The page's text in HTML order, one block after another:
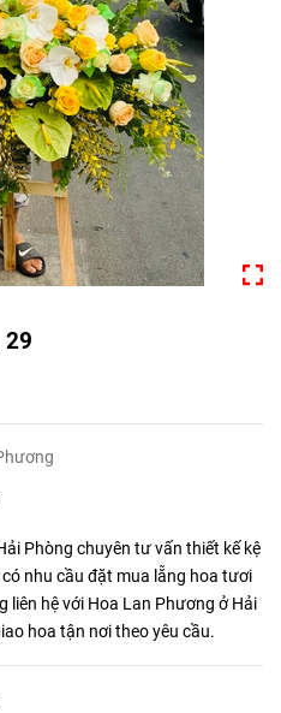
29
Phòng chuyên tư vấn thiết kế kệ
nhu cầu đặt mua lẵng hoa tươi
liên hệ với Hoa Lan Phương ở Hải
hoa tận nơi theo yêu cầu.